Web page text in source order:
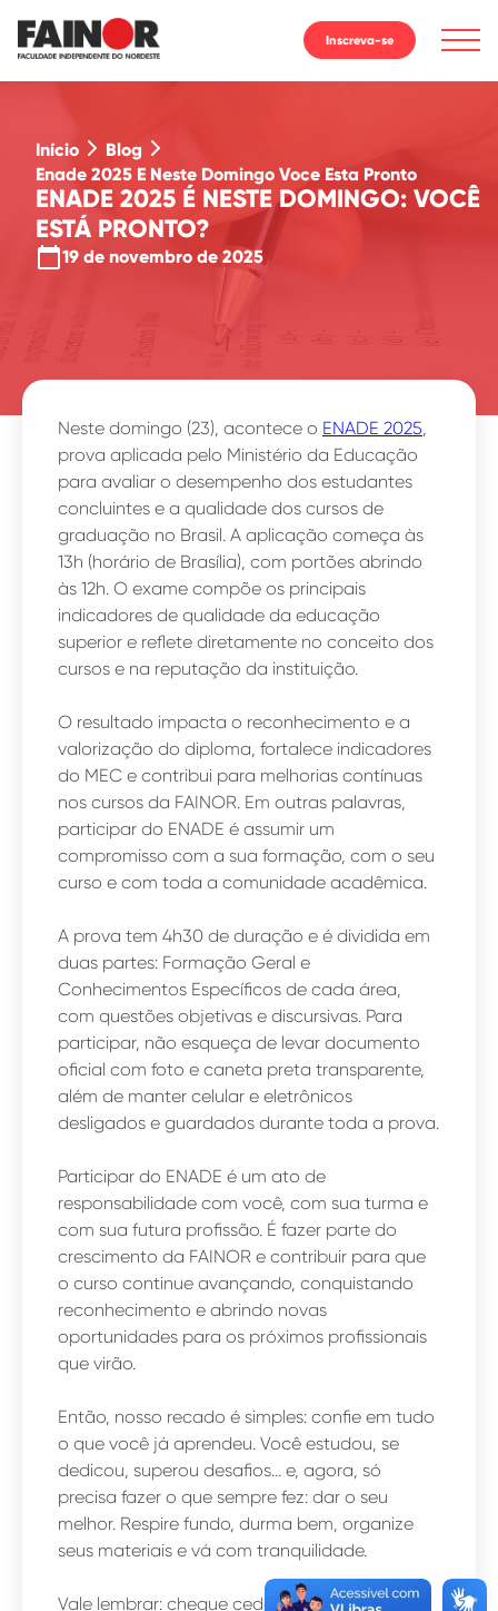
Inscreva-se
Início
Blog
Enade 2025 E Neste Domingo Voce Esta Pronto
ENADE 2025 É NESTE DOMINGO: VOCÊ
ESTÁ PRONTO?
calendar_today19 de novembro de 2025
Neste domingo (23), acontece o ENADE 2025
prova aplicada pelo Ministério da Educação
para avaliar o desempenho dos estudantes
concluintes e a qualidade dos cursos de
graduação no Brasil. A aplicação começa às
13h (horário de Brasília), com portões abrindo
às 12h. O exame compõe os principais
indicadores de qualidade da educação
superior e reflete diretamente no conceito dos
cursos e na reputação da instituição.
O resultado impacta o reconhecimento e a
valorização do diploma, fortalece indicadores
do MEC e contribui para melhorias contínuas
nos cursos da FAINOR. Em outras palavras,
participar do ENADE é assumir um
compromisso com a sua formação, com o seu
curso e com toda a comunidade acadêmica.
A prova tem 4h30 de duração e é dividida em
duas partes: Formação Geral e
Conhecimentos Específicos de cada área,
com questões objetivas e discursivas. Para
participar, não esqueça de levar documento
oficial com foto e caneta preta transparente,
além de manter celular e eletrônicos
desligados e guardados durante toda a prova.
Participar do ENADE é um ato de
responsabilidade com você, com sua turma e
com sua futura profissão. É fazer parte do
crescimento da FAINOR e contribuir para que
o curso continue avançando, conquistando
reconhecimento e abrindo novas
oportunidades para os próximos profissionais
que virão.
Então, nosso recado é simples: confie em tudo
o que você já aprendeu. Você estudou, se
dedicou, superou desafios… e, agora, só
precisa fazer o que sempre fez: dar o seu
melhor. Respire fundo, durma bem, organize
seus materiais e vá com tranquilidade.
Vale lembrar: chegue cedo, porque após o